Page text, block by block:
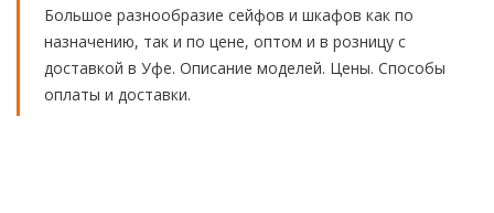
Большое разнообразие сейфов и шкафов как по
назначению, так и по цене, оптом и в розницу с
доставкой в Уфе. Описание моделей. Цены. Способы
оплаты и доставки.